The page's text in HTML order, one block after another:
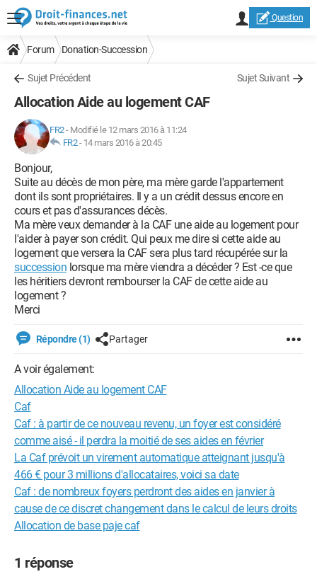
Question
Forum Donation-Succession
Sujet Précédent Sujet Suivant
Allocation Aide au logement CAF
FR2- Modifié le 12 mars 2016 à 11:24
FR2- 14 mars 2016 à 20:45
Bonjour,
Suite au décès de mon père, ma mère garde l'appartement
dont ils sont propriétaires. Il y a un crédit dessus encore en
cours et pas d'assurances décès.
Ma mère veux demander à la CAF une aide au logement pour
l'aider à payer son crédit. Qui peux me dire si cette aide au
logement que versera la CAF sera plus tard récupérée sur la
succession lorsque ma mère viendra a décéder ? Est -ce que
les héritiers devront rembourser la CAF de cette aide au
logement ?
Merci
Répondre (1) Partager
A voir également:
Allocation Aide au logement CAF
Caf
Caf : à partir de ce nouveau revenu, un foyer est considéré
comme aisé - il perdra la moitié de ses aides en février
La Caf prévoit un virement automatique atteignant jusqu'à
466 € pour 3 millions d'allocataires, voici sa date
Caf : de nombreux foyers perdront des aides en janvier à
cause de ce discret changement dans le calcul de leurs droits
Allocation de base paje caf
1 réponse